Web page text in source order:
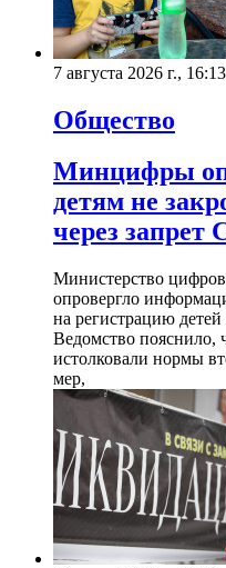
7 августа 2026 г., 16:13
Общество
Минцифры
детям не
через
Министерство
опровергло
на регистрацию
Ведомство пояснило,
истолковали нормы
мер,